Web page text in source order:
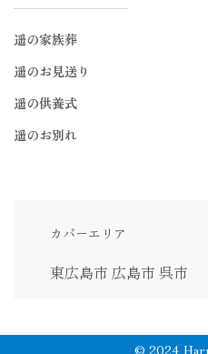
遥の家族葬
遥のお見送り
遥の供養式
遥のお別れ
カバーエリア
東広島市 広島市 呉市
© 2024